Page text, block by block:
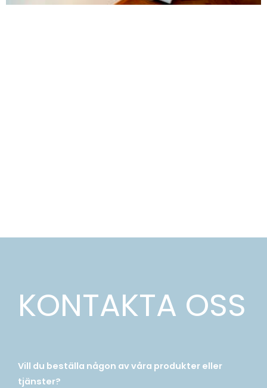
KONTAKTA OSS
Vill du beställa någon av våra produkter eller
tjänster?